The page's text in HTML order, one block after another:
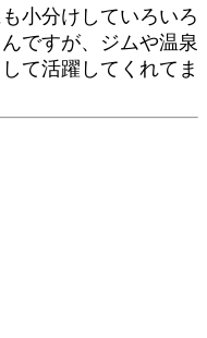
小分けしていろいろ
ですが、ジムや温泉
て活躍してくれてま